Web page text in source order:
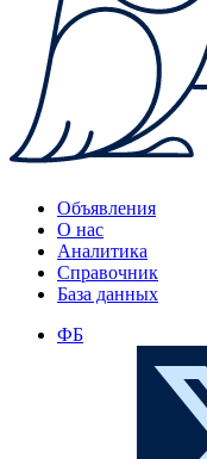
Объявления
О нас
Аналитика
Справочник
База данных
ФБ